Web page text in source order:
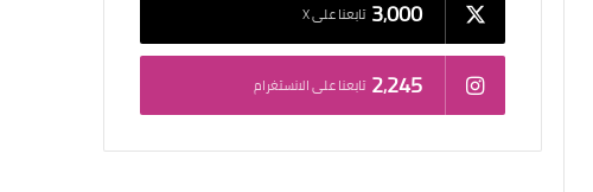
3٬000 تابعنا على X
2٬245 تابعنا على الانستغرام